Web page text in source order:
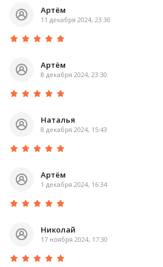
Артём
11 декабря 2024, 23:30
Артём
8 декабря 2024, 23:30
Наталья
8 декабря 2024, 15:43
Артём
1 декабря 2024, 16:34
Николай
17 ноября 2024, 17:30